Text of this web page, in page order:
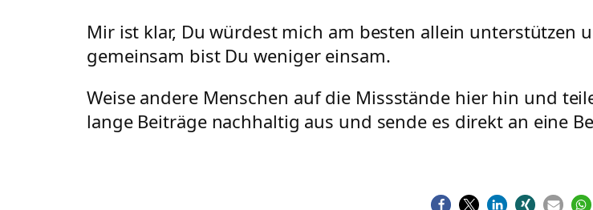
Mir ist klar, Du würdest mich am besten allein unterstützen
gemeinsam bist Du weniger einsam.
Weise andere Menschen auf die Missstände hier hin und
lange Beiträge nachhaltig aus und sende es direkt an eine